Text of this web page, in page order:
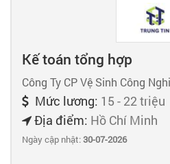
Kế toán tổng hợp
Công Ty CP Vệ Sinh Công
Mức lương: 15 - 22 triệu
Địa điểm: Hồ Chí Minh
Ngày cập nhật:30-07-2026